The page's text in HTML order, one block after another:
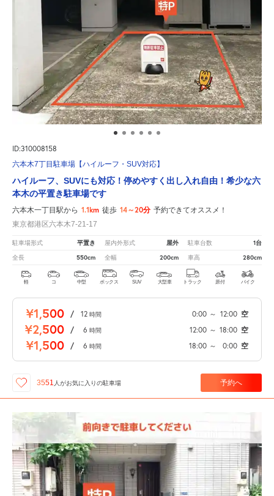
ID:310008158
六本木7丁目駐車場【ハイルーフ・SUV対応】
ハイルーフ、SUVにも対応！停めやすく出し入れ自由！希少な六
本木の平置き駐車場です
六本木一丁目駅から 1.1km 徒歩 14～20分 予約できてオススメ！
東京都港区六本木7-21-17
駐車場形式 平置き 屋内外形式 屋外 駐車台数 1台
全長 550cm 全幅 200cm 車高 280cm
軽 コ 中型 ボックス SUV 大型車 トラック 原付 バイク
¥1,500 / 12 時間 0:00 ～ 12:00 空
¥2,500 / 6 時間 12:00 ～ 18:00 空
¥1,500 / 6 時間 18:00 ～ 0:00 空
3551 人がお気に入りの駐車場 予約へ